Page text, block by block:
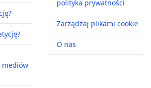
mediów
polityka prywatności
Zarządzaj plikami cookie
O nas